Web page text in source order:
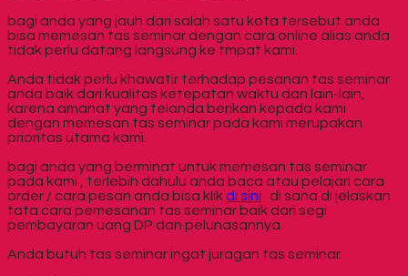
bagi anda yang jauh dari salah satu kota tersebut anda
bisa memesan tas seminar dengan cara online alias anda
tidak perlu datang langsung ke tmpat kami.
Anda tidak perlu khawatir terhadap pesanan tas seminar
anda baik dari kualitas ketepatan waktu dan lain-lain,
karena amanat yang telanda berikan kepada kami
dengan memesan tas seminar pada kami merupakan
prioritas utama kami.
bagi anda yang berminat untuk memesan tas seminar
pada kami , terlebih dahulu anda baca atau pelajari cara
order / cara pesan anda bisa klikdi sini di sana di jelaskan
tata cara pemesanan tas seminar baik dari segi
pembayaran uang DP dan pelunasannya.
Anda butuh tas seminar ingat juragan tas seminar.